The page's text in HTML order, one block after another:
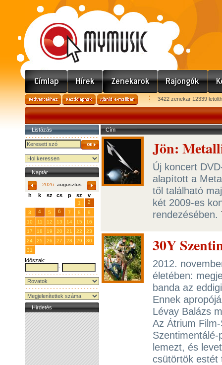
3422 zenekar 12339
Listázás
Naptár
2026. augusztus
h k sz cs p sz v
1
2
3
4 5 6 7 8
9
10
11 12 13 14 15
16
17
18 19 20 21 22
23
24
25 26 27 28 29
30
31
Időszak:
-
Hirdetés
Cím
Jön:
Új koncert
alapított a
től található
két 2009-es
rendezésében.
30Y
2012.
életében:
banda az
Ennek
Lévay Balázs
Az Átrium
lemezt, és
csütörtök